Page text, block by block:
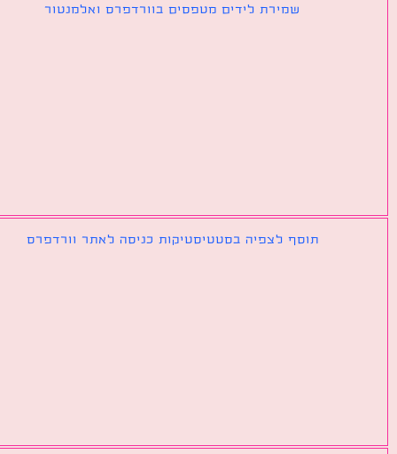
שמירת לידים מטפסים בוורדפרס ואלמנטור
תוסף לצפיה בסטטיסטיקות כניסה לאתר וורדפרס